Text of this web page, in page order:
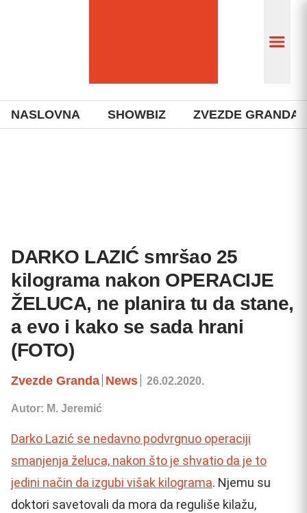
NASLOVNA SHOWBIZ ZVEZDE GRANDA
DARKO LAZIĆ smršao 25
kilograma nakon OPERACIJE
ŽELUCA, ne planira tu da stane,
a evo i kako se sada hrani
(FOTO)
Zvezde Granda News 26.02.2020.
Autor: M. Jeremić
Darko Lazić se nedavno podvrgnuo operaciji
smanjenja želuca, nakon što je shvatio da je to
jedini način da izgubi višak kilograma. Njemu su
doktori savetovali da mora da reguliše kilažu,